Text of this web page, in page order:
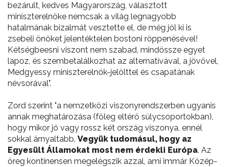
bezárult, kedves Magyarország, választott
miniszterelnöke nemcsak a világ legnagyobb
hatalmának bizalmát vesztette el, de még jól ki is
zsebeli önöket jelentéktelen bostoni röppenésével!
Kétségbeesni viszont nem szabad, mindössze egyet
lapoz, és szembetalálkozhat az alternatívával, a jövővel,
Medgyessy miniszterelnök-jelölttel és csapatának
névsorával".
Zord szerint "a nemzetközi viszonyrendszerben ugyanis
annak meghatározása (főleg eltérő súlycsoportokban),
hogy mikor jó vagy rossz két ország viszonya, ennél
sokkal árnyaltabb. Vegyük tudomásul, hogy az
Egyesült Államokat most nem érdekli Európa. Az
öreg kontinensen megelégszik azzal, ami immár Közép-